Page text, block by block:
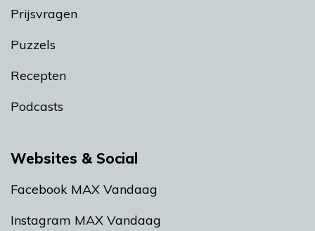
Prijsvragen
Puzzels
Recepten
Podcasts
Websites & Social
Facebook MAX Vandaag
Instagram MAX Vandaag